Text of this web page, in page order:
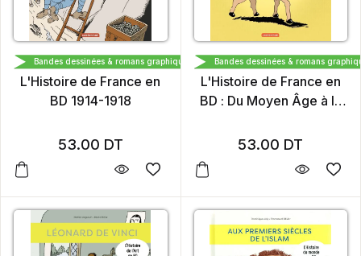
CASTERMAN
L'Histoire de France en
BD 1914-1918
53.00 DT
Bandes dessinées & romans graphiques CASTERMAN
L'Histoire de France en
BD : Du Moyen Âge à la
53.00 DT
Bandes dessinées & romans